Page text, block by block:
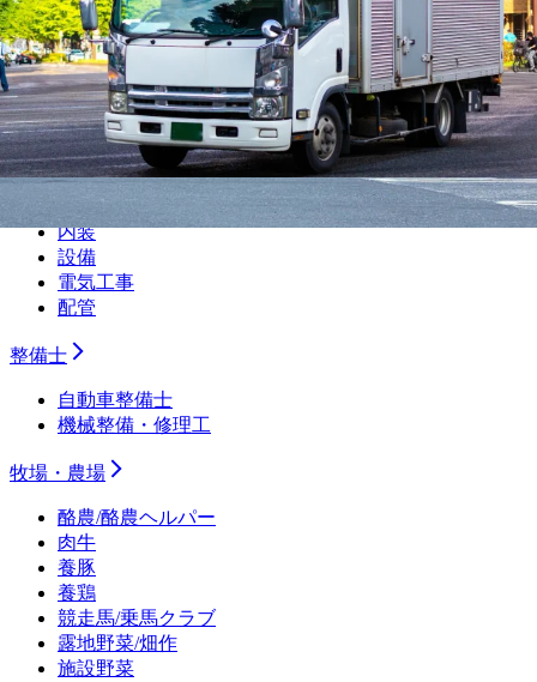
職人
大工
鳶
建設
解体
土木
塗装
内装
設備
電気工事
配管
整備士
自動車整備士
機械整備・修理工
牧場・農場
酪農/酪農ヘルパー
肉牛
養豚
養鶏
競走馬/乗馬クラブ
露地野菜/畑作
施設野菜